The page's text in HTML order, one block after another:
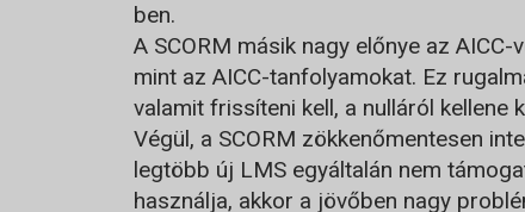
ben.
A SCORM másik nagy előnye az
mint az AICC-tanfolyamokat. Ez
valamit frissíteni kell, a nulláról kellene
Végül, a SCORM zökkenőmentesen
legtöbb új LMS egyáltalán nem
használja, akkor a jövőben nagy